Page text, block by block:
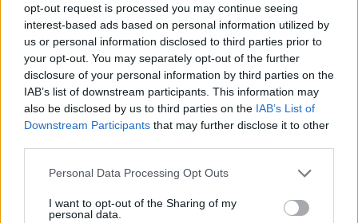
opt-out request is processed you may continue seeing
interest-based ads based on personal information utilized by
us or personal information disclosed to third parties prior to
your opt-out. You may separately opt-out of the further
disclosure of your personal information by third parties on the
IAB’s list of downstream participants. This information may
also be disclosed by us to third parties on the IAB’s List of
Downstream Participants that may further disclose it to other
Personal Data Processing Opt Outs
I want to opt-out of the Sharing of my
personal data.
06.08.2026 -Bosch Powertrain s.r.o. Jihlava • CNC operátor• mzda
Kč • náborový bonus 50.000 Kč • příspěvek na ubytování (Jihlava,
Jihlava)
06.08.2026 -Bosch Powertrain s.r.o. • montážní dělník • mzda 44.700
týdenní zálohy na mzdu 2.000 Kč (Jihlava, okres Jihlava)
... další nabídky zaměstnání
Vybrané články